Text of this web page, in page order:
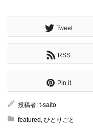
Tweet
RSS
Pin it
投稿者: t-saito
featured ひとりごと